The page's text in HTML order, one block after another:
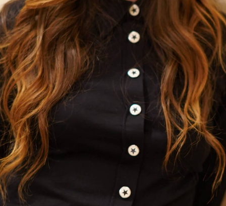
「AdvancedClub」会員に登録すると、プレゼント応募情報
の一覧、プレミアムな会員限定イベント、ブランドのエクス
クルーシブアイテムの紹介など、特別なコンテンツ情報を
メールマガジンでお届け致します。更に『AdvancedTime』
のタブロイドマガジンのご案内もあり、送付手数料のみを
ご負担いただくことでお手元で『AdvancedTime』をお楽し
みいただけます。
登録は無料です。
一緒に『AdvancedTime』を楽しみましょう！
会員登録をする